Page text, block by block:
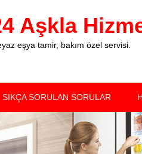
Aşkla
eşya tamir, bakım özel servisi.
SIKÇA SORULAN SORULAR